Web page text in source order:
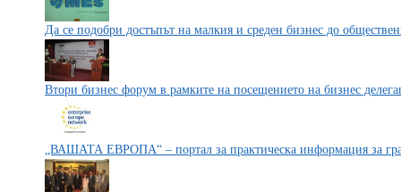
Да се подобри достъпът на малкия и среден бизнес до
Втори бизнес форум в рамките на посещението на бизнес
„ВАШАТА ЕВРОПА“ – портал за практическа информация за